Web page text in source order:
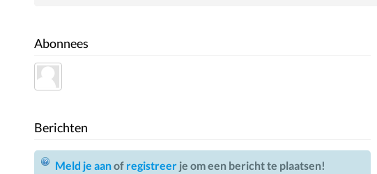
Abonnees
Berichten
Meld je aanof registreerje om een bericht te plaatsen!